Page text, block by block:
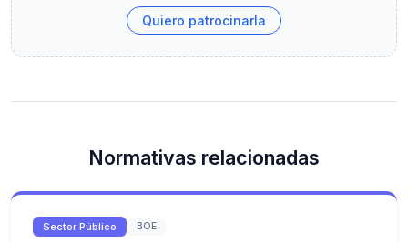
Quiero patrocinarla
Normativas relacionadas
Sector Público BOE